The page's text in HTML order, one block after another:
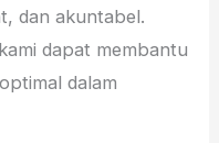
dan akuntabel.
dapat membantu
dalam